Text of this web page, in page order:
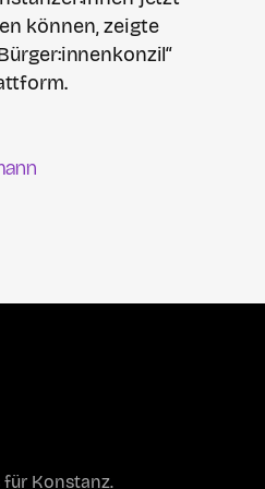
können, zeigte
Konstanz.